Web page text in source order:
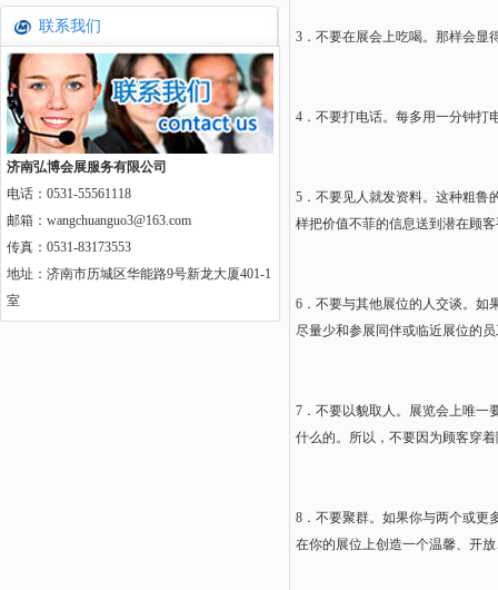
联系我们
济南弘博会展服务有限公司
电话：0531-55561118
邮箱：wangchuanguo3@163.com
传真：0531-83173553
地址：济南市历城区华能路9号新龙大厦401-1
室
3．不要在展会上吃喝。那样会显
4．不要打电话。每多用一分钟打
5．不要见人就发资料。这种粗鲁
样把价值不菲的信息送到潜在顾
6．不要与其他展位的人交谈。如
尽量少和参展同伴或临近展位的
7．不要以貌取人。展览会上唯一
什么的。所以，不要因为顾客穿
8．不要聚群。如果你与两个或更
在你的展位上创造一个温馨、开